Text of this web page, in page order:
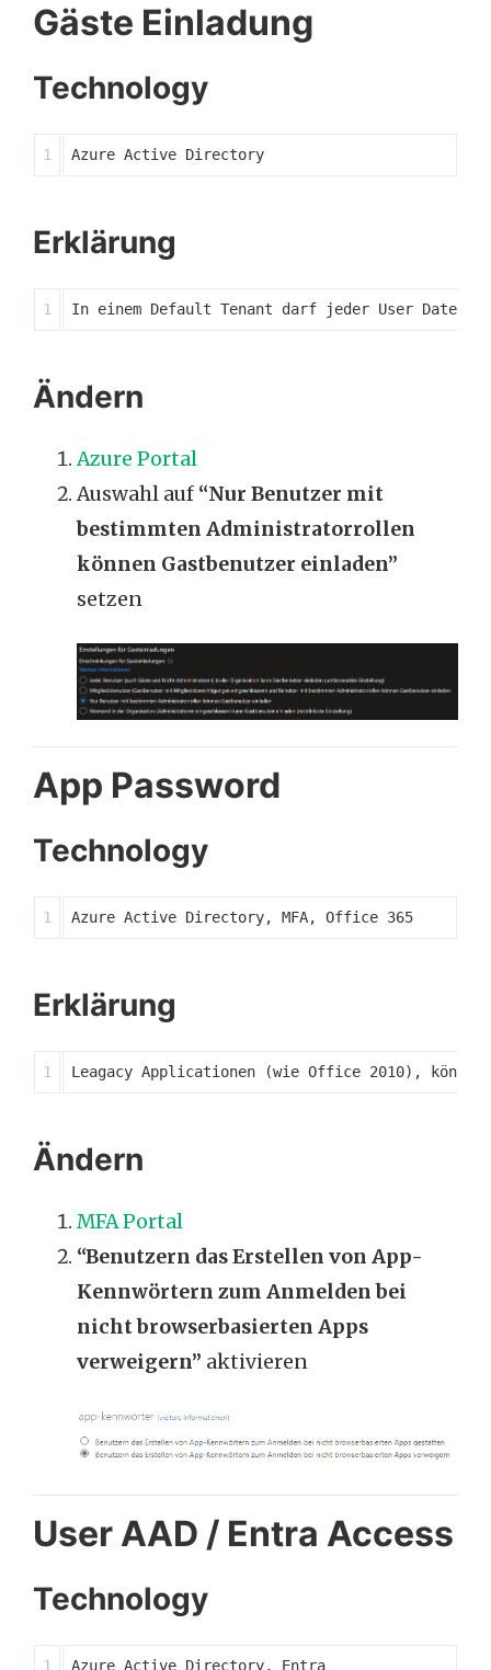
Gäste Einladung
Technology
Erklärung
Ändern
Azure Portal
Auswahl auf “Nur Benutzer mit
bestimmten Administratorrollen
können Gastbenutzer einladen”
setzen
App Password
Technology
Erklärung
Ändern
MFA Portal
“Benutzern das Erstellen von App-
Kennwörtern zum Anmelden bei
nicht browserbasierten Apps
verweigern” aktivieren
User AAD / Entra Access
Technology